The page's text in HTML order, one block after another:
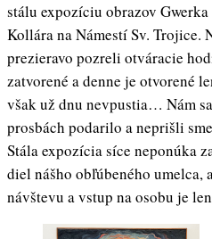
stálu expozíciu obrazov
Kollára na Námestí Sv. Trojice.
prezieravo pozreli otváracie
zatvorené a denne je otvorené
však už dnu nevpustia… Nám
prosbách podarilo a neprišli
Stála expozícia síce neponúka
diel nášho obľúbeného umelca,
návštevu a vstup na osobu je